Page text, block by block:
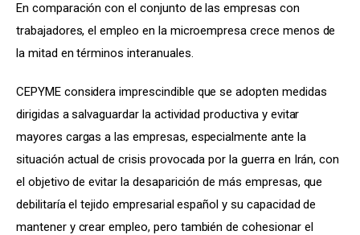
En comparación con el conjunto de las empresas con
trabajadores, el empleo en la microempresa crece menos de
la mitad en términos interanuales.
CEPYME considera imprescindible que se adopten medidas
dirigidas a salvaguardar la actividad productiva y evitar
mayores cargas a las empresas, especialmente ante la
situación actual de crisis provocada por la guerra en Irán, con
el objetivo de evitar la desaparición de más empresas, que
debilitaría el tejido empresarial español y su capacidad de
mantener y crear empleo, pero también de cohesionar el